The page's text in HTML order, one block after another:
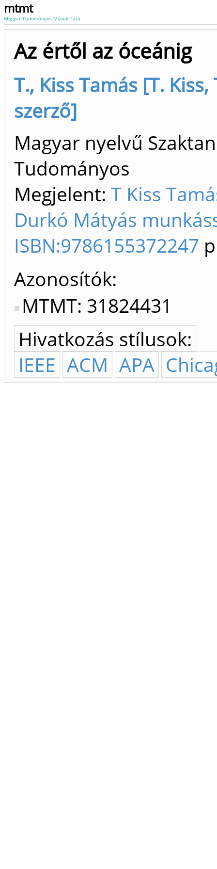
mtmt
Magyar Tudományos Művek Tára
Az értől az óceánig
T., Kiss Tamás [T.
szerző]
Magyar nyelvű
Tudományos
Megjelent: T Kiss
Durkó Mátyás
ISBN:9786155372247
Azonosítók
MTMT: 31824431
Hivatkozás stílusok:
IEEE ACM APA